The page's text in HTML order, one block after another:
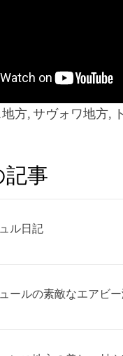
方,サヴォワ地方,
事
ル日記
ールの素敵なエアビ